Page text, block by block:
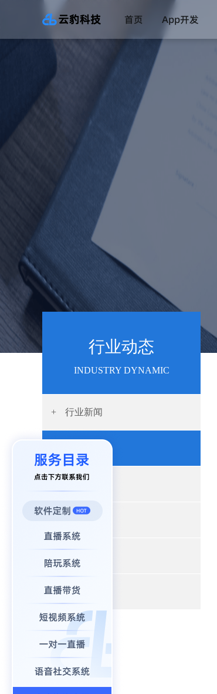
首页 App开发
行业动态
INDUSTRY DYNAMIC
+ 行业新闻
+ 开发资讯
+ 高端建站